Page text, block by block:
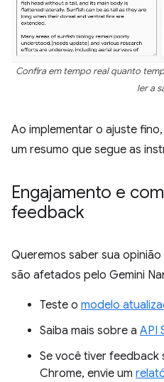
Confira em tempo real quanto
ler a
Ao implementar o ajuste
um resumo que segue as
Engajamento e
feedback
Queremos saber sua
são afetados pelo Gemini
Teste o modelo
Saiba mais sobre a API
Se você tiver feedback
Chrome, envie um